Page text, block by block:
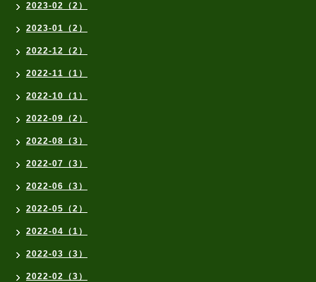
2023-02（2）
2023-01（2）
2022-12（2）
2022-11（1）
2022-10（1）
2022-09（2）
2022-08（3）
2022-07（3）
2022-06（3）
2022-05（2）
2022-04（1）
2022-03（3）
2022-02（3）